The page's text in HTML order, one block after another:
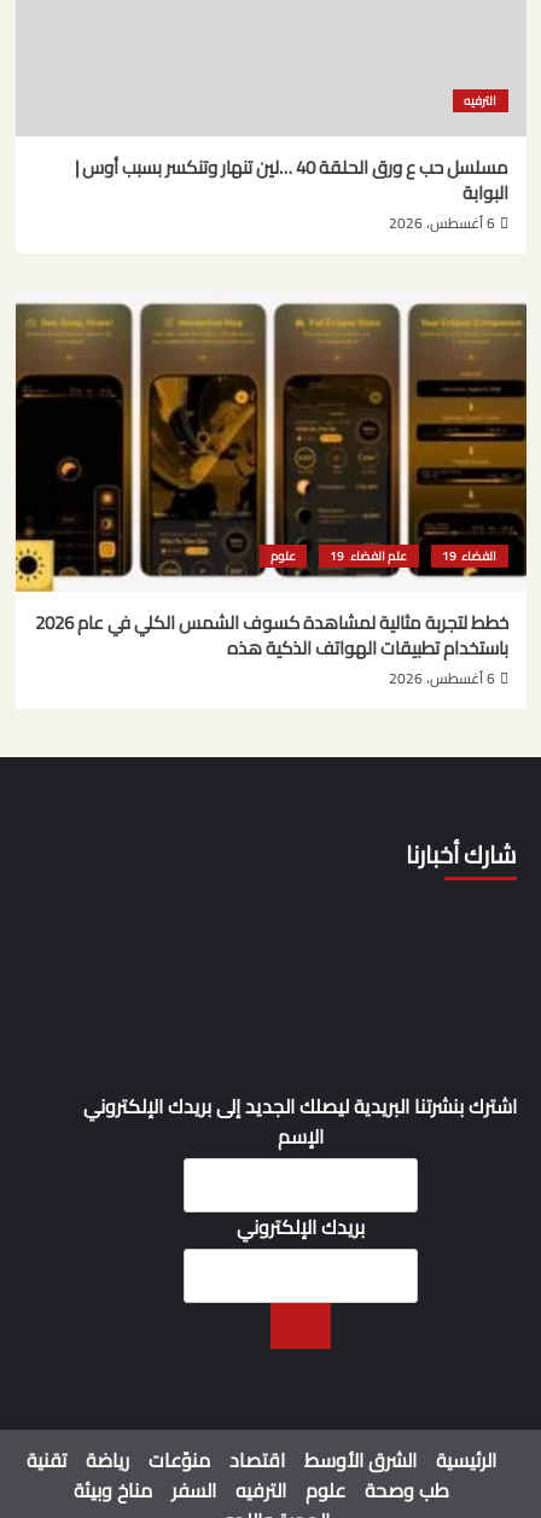
الترفيه
مسلسل حب ع ورق الحلقة 40 …لين تنهار وتنكسر بسبب أوس |
البوابة
6 أغسطس، 2026
الفضاء علم الفضاء علوم
خطط لتجربة مثالية لمشاهدة كسوف الشمس الكلي في عام 2026
باستخدام تطبيقات الهواتف الذكية هذه
6 أغسطس، 2026
شارك أخبارنا
اشترك بنشرتنا البريدية ليصلك الجديد إلى بريدك الإلكتروني
الإسم
بريدك الإلكتروني
الرئيسية الشرق الأوسط اقتصاد منوّعات رياضة تقنية
طب وصحة علوم الترفيه السفر مناخ وبيئة